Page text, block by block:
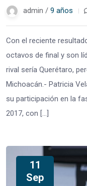
admin / 9 años
Con el reciente
octavos de final y son
rival sería Querétaro,
Michoacán.- Patricia
su participación en la
2017, con […]
11
Sep